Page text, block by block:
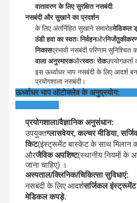
एथिलीन ऑक्साइड नसबंदी
औषधीय नसबंदी
स्वचालित वॉशर डिसइन्फेक्टर
CSSD उपकरण
जल उपचार उपकरण
प्रयोगशाला उपस्कर
वातावरण के लिए सुरक्षित नसबंदी.
नसबंदी और सुखाने का प्रदर्शन
के लिए अंतर्निहित सुखाने समारोहमेडिकल
ठंडी हवा का स्वतः निर्वहनऔर
निकासप्रभावी नसबंदी परिणाम सुनिश्चित
वाला अनुस्मारकऔरस्वतः रोकउपयोगकर्ता
इस ऊर्ध्वाधर भाप नसबंदी के लिए आदर्श
प्रयोगशाला नसबंदी।
ऊर्ध्वाधर भाप ऑटोक्लेव के अनुप्रयोग:
प्रयोगशाला/वैज्ञानिक अनुसंधान:
उपयुक्तग्लासवेयर, कल्चर मीडिया,
किट(इंस्ट्रूमेंट बास्केट के साथ मिलान
औरजैविक अपशिष्ट(स्थानीय नियमों के
जाना चाहिए) ।
अस्पताल/क्लिनिक/चिकित्सा सुविधाएं:
नसबंदी के लिए आदर्शसर्जिकल
मेडिकल कपड़े.